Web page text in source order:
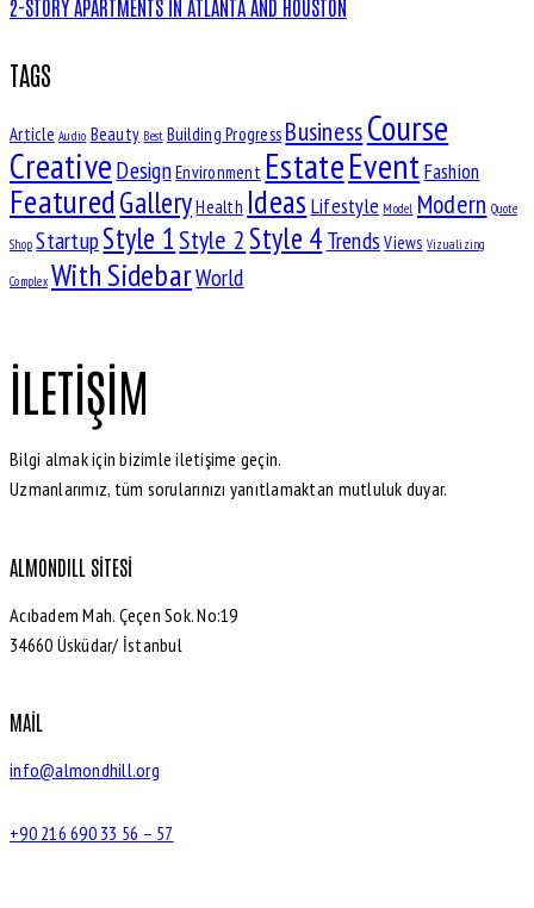
2-STORY APARTMENTS IN ATLANTA AND HOUSTON
TAGS
Article Audio Beauty Best Building Progress BusinessCourse
Creative DesignEnvironment EstateEventFashion
FeaturedGalleryHealth Ideas Lifestyle Model Modern Quote
Shop StartupStyle 1Style 2Style 4 TrendsViews Vizualizing
Complex With SidebarWorld
İLETIŞIM
Bilgi almak için bizimle iletişime geçin.
Uzmanlarımız, tüm sorularınızı yanıtlamaktan mutluluk duyar.
ALMONDILL SITESI
Acıbadem Mah. Çeçen Sok. No:19
34660 Üsküdar/ İstanbul
MAIL
info@almondhill.org
+90 216 690 33 56 – 57